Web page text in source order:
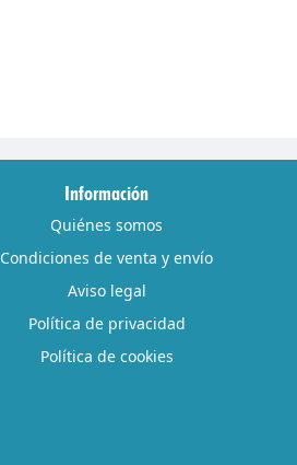
Información
Quiénes somos
Condiciones de venta y envío
Aviso legal
Política de privacidad
Política de cookies